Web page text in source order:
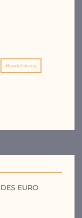
Handelskrieg
EURO